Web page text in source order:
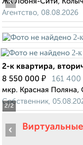
Агентство, 08.08.2026
2/2
2-к квартира,
8 550 000 ₽ 161 400
мкр. Красная Поляна,
Собственник,
‹